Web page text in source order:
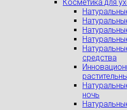
Косметика для
средства
ночь